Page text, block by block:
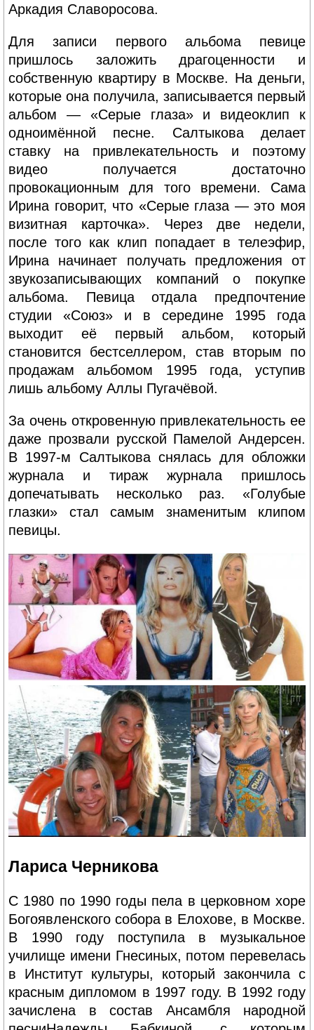
Аркадия Славоросова.
Для записи первого альбома певице
пришлось заложить драгоценности и
собственную квартиру в Москве. На деньги,
которые она получила, записывается первый
альбом — «Серые глаза» и видеоклип к
одноимённой песне. Салтыкова делает
ставку на привлекательность и поэтому
видео получается достаточно
провокационным для того времени. Сама
Ирина говорит, что «Серые глаза — это моя
визитная карточка». Через две недели,
после того как клип попадает в телеэфир,
Ирина начинает получать предложения от
звукозаписывающих компаний о покупке
альбома. Певица отдала предпочтение
студии «Союз» и в середине 1995 года
выходит её первый альбом, который
становится бестселлером, став вторым по
продажам альбомом 1995 года, уступив
лишь альбому Аллы Пугачёвой.
За очень откровенную привлекательность ее
даже прозвали русской Памелой Андерсен.
В 1997-м Салтыкова снялась для обложки
журнала и тираж журнала пришлось
допечатывать несколько раз. «Голубые
глазки» стал самым знаменитым клипом
певицы.
Лариса Черникова
С 1980 по 1990 годы пела в церковном хоре
Богоявленского собора в Елохове, в Москве.
В 1990 году поступила в музыкальное
училище имени Гнесиных, потом перевелась
в Институт культуры, который закончила с
красным дипломом в 1997 году. В 1992 году
зачислена в состав Ансамбля народной